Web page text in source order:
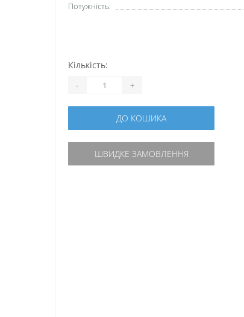
Потужність:
Кількість:
- +
ДО КОШИКА
ШВИДКЕ ЗАМОВЛЕННЯ